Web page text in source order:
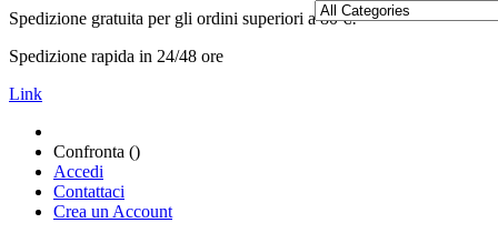
Spedizione gratuita per gli ordini superiori a 80 €!
Spedizione rapida in 24/48 ore
Link
Confronta ()
Accedi
Contattaci
Crea un Account